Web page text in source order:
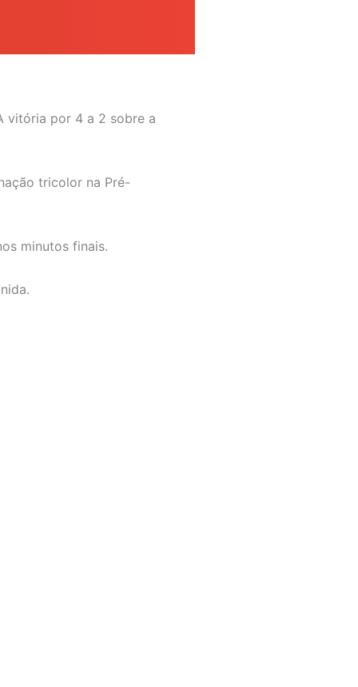
vitória por 4 a 2 sobre a
tricolor na Pré-
minutos finais.